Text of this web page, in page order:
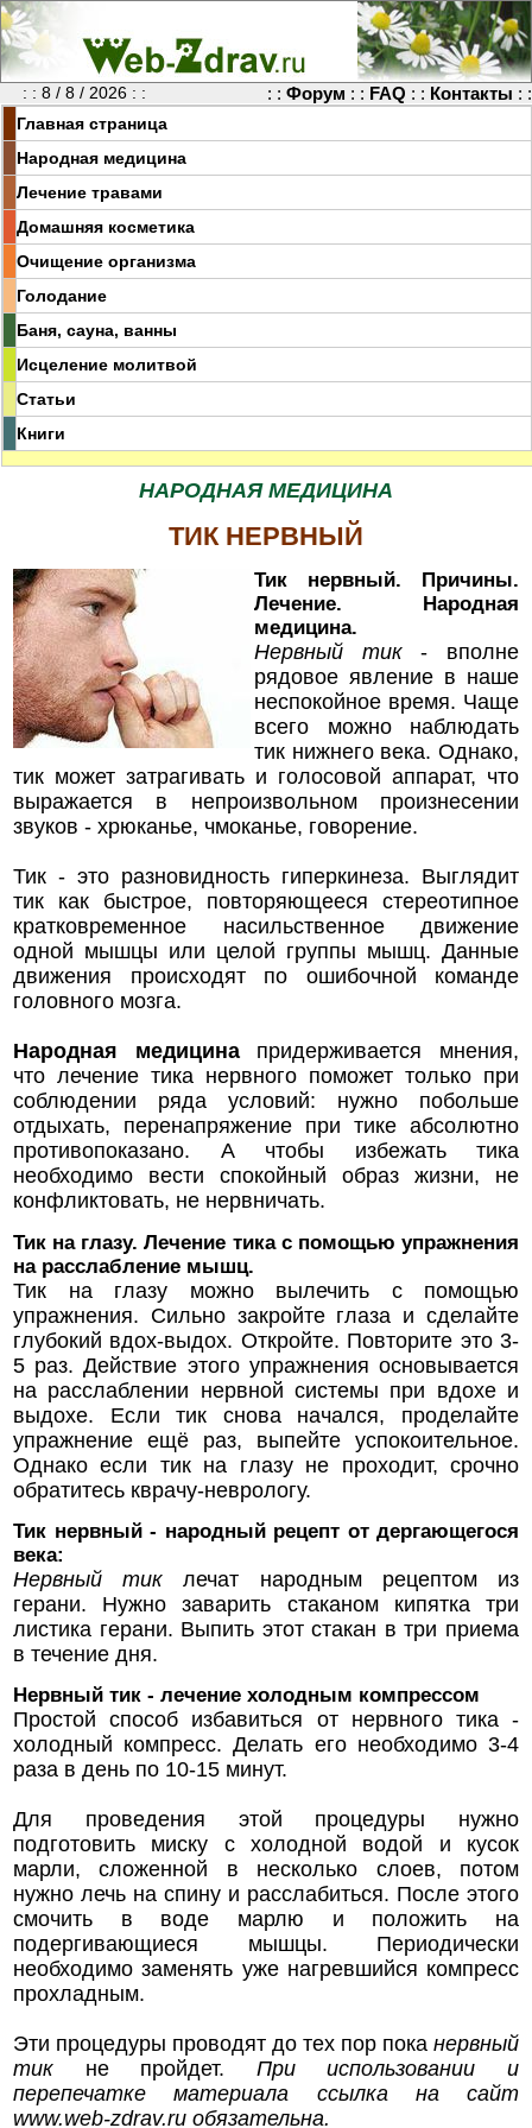
: : 8 / 8 / 2026 : : : : Форум : : FAQ : : Контакты : :
Главная страница
Народная медицина
Лечение травами
Домашняя косметика
Очищение организма
Голодание
Баня, сауна, ванны
Исцеление молитвой
Статьи
Книги
НАРОДНАЯ МЕДИЦИНА
ТИК НЕРВНЫЙ
Тик нервный. Причины.
Лечение. Народная
медицина.
Нервный тик- вполне
рядовое явление в наше
неспокойное время. Чаще
всего можно наблюдать
тик нижнего века. Однако,
тик может затрагивать и голосовой аппарат, что
выражается в непроизвольном произнесении
звуков - хрюканье, чмоканье, говорение.
Тик - это разновидность гиперкинеза. Выглядит
тик как быстрое, повторяющееся стереотипное
кратковременное насильственное движение
одной мышцы или целой группы мышц. Данные
движения происходят по ошибочной команде
головного мозга.
Народная медицинапридерживается мнения,
что лечение тика нервного поможет только при
соблюдении ряда условий: нужно побольше
отдыхать, перенапряжение при тике абсолютно
противопоказано. А чтобы избежать тика
необходимо вести спокойный образ жизни, не
конфликтовать, не нервничать.
Тик на глазу. Лечение тика с помощью упражнения
на расслабление мышц.
Тик на глазу можно вылечить с помощью
упражнения. Сильно закройте глаза и сделайте
глубокий вдох-выдох. Откройте. Повторите это 3-
5 раз. Действие этого упражнения основывается
на расслаблении нервной системы при вдохе и
выдохе. Если тик снова начался, проделайте
упражнение ещё раз, выпейте успокоительное.
Однако если тик на глазу не проходит, срочно
обратитесь кврачу-неврологу.
Тик нервный - народный рецепт от дергающегося
века:
Нервный тик лечат народным рецептом из
герани. Нужно заварить стаканом кипятка три
листика герани. Выпить этот стакан в три приема
в течение дня.
Нервный тик - лечение холодным компрессом
Простой способ избавиться от нервного тика -
холодный компресс. Делать его необходимо 3-4
раза в день по 10-15 минут.
Для проведения этой процедуры нужно
подготовить миску с холодной водой и кусок
марли, сложенной в несколько слоев, потом
нужно лечь на спину и расслабиться. После этого
смочить в воде марлю и положить на
подергивающиеся мышцы. Периодически
необходимо заменять уже нагревшийся компресс
прохладным.
Эти процедуры проводят до тех пор пока нервный
тик не пройдет. При использовании и
перепечатке материала ссылка на сайт
www.web-zdrav.ru обязательна.